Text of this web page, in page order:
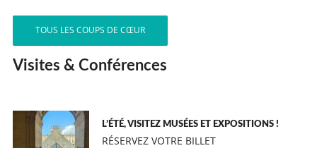
TOUS LES COUPS DE CŒUR
Visites & Conférences
L’ÉTÉ, VISITEZ MUSÉES ET EXPOSITIONS !
RÉSERVEZ VOTRE BILLET